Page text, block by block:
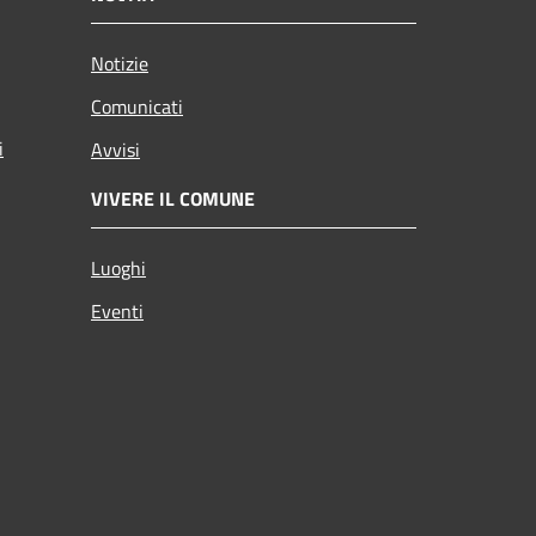
Notizie
Comunicati
Avvisi
VIVERE IL COMUNE
Luoghi
Eventi